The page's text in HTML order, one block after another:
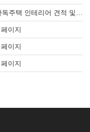
이지
이지
이지